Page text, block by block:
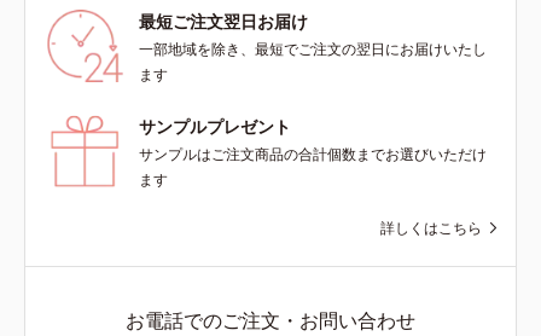
最短ご注文翌日お届け
一部地域を除き、最短でご注文の翌日にお届けいたし
ます
サンプルプレゼント
サンプルはご注文商品の合計個数までお選びいただけ
ます
詳しくはこちら
お電話でのご注文・お問い合わせ